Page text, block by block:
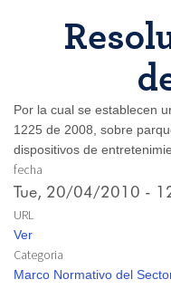
Por la cual se establecen
1225 de 2008, sobre
dispositivos de
fecha
Tue, 20/04/2010 -
URL
Ver
Categoria
Marco Normativo del